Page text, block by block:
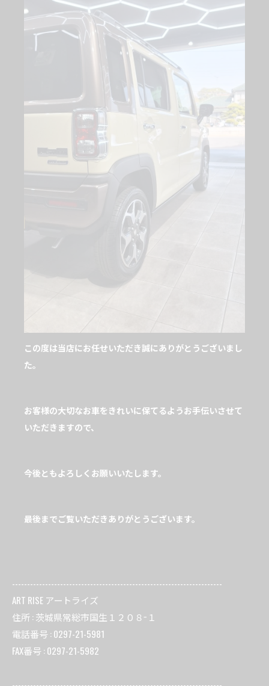
この度は当店にお任せいただき誠にありがとうございまし
た。
お客様の大切なお車をきれいに保てるようお手伝いさせて
いただきますので、
今後ともよろしくお願いいたします。
最後までご覧いただきありがとうございます。
----------------------------------------------------------------------
ART RISE アートライズ
住所 : 茨城県常総市国生１２０８−１
電話番号 : 0297-21-5981
FAX番号 : 0297-21-5982